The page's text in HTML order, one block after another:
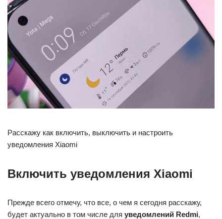
Расскажу как включить, выключить и настроить
уведомления Xiaomi
Включить уведомления Xiaomi
Прежде всего отмечу, что все, о чем я сегодня расскажу,
будет актуально в том числе для уведомлений Redmi,